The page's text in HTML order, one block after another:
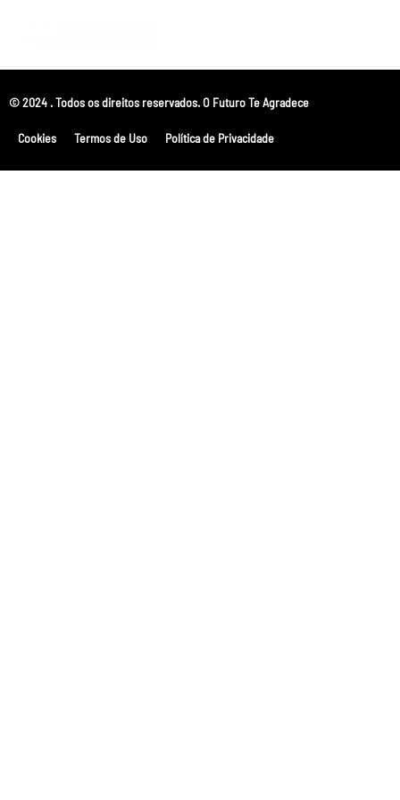
© 2024 . Todos os direitos reservados. O Futuro Te Agradece
Cookies Termos de Uso Política de Privacidade